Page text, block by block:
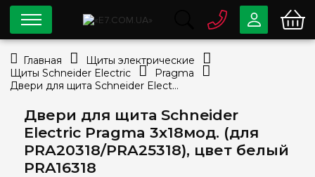
Двери для щита Schneider
Electric Pragma 3х18мод. (для
PRA20318/PRA25318), цвет белый
PRA16318
0 800 33-63-07
Бесплатно
info@e7.com.ua
334-79-78
Viber Telegram
Главная
Щиты электрические
Щиты Schneider Electric
Pragma
Двери для щита Schneider Electric Pragma 3х18мод. (для PRA20318/PRA25318), цвет белый PRA16318